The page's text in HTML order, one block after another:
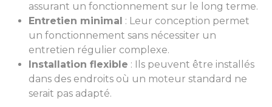
assurant un fonctionnement sur le long terme.
Entretien minimal : Leur conception permet
un fonctionnement sans nécessiter un
entretien régulier complexe.
Installation flexible : Ils peuvent être installés
dans des endroits où un moteur standard ne
serait pas adapté.